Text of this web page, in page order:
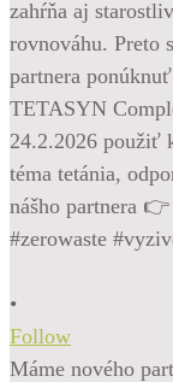
•
Follow
Máme nového